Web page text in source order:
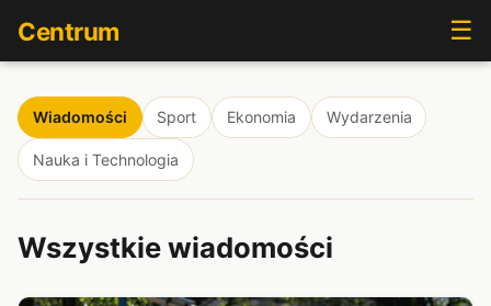
Centrum ☰
Wiadomości Sport Ekonomia Wydarzenia
Nauka i Technologia
Wszystkie wiadomości